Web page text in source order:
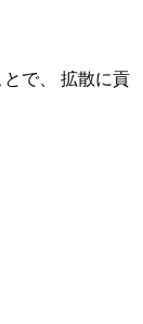
で、 拡散に貢